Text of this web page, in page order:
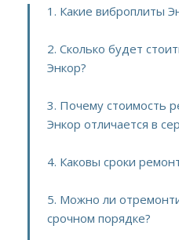
1. Какие виброплиты
2. Сколько будет
Энкор?
3. Почему стоимость
Энкор отличается в
4. Каковы сроки
5. Можно ли
срочном порядке?